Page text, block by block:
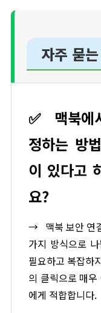
자주 묻
✅
맥북
정하는 방
이 있다고
요?
→ 맥북 보안 연
가지 방식으로
필요하고 복잡하
의 클릭으로 매
에게 적합합니다.